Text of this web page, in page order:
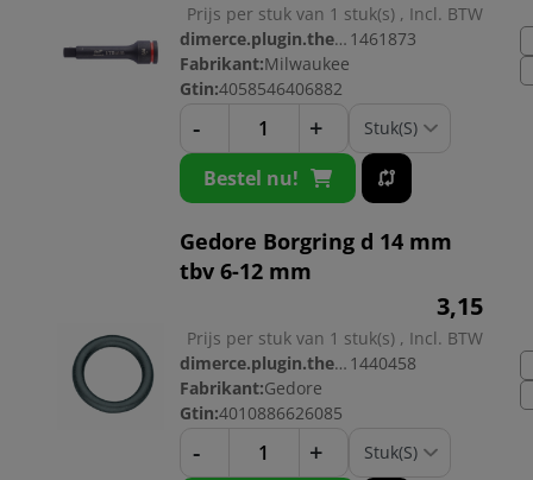
Prijs per stuk van 1 stuk(s) , Incl. BTW
dimerce.plugin.theme.productnr: 1461873
Fabrikant:Milwaukee
Gtin:4058546406882
- +
Bestel nu!
Gedore Borgring d 14 mm
tbv 6-12 mm
3,15
Prijs per stuk van 1 stuk(s) , Incl. BTW
dimerce.plugin.theme.productnr: 1440458
Fabrikant:Gedore
Gtin:4010886626085
- +